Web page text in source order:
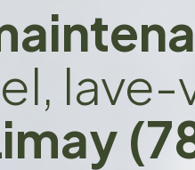
lave-